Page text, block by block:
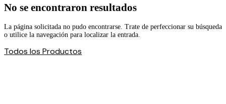
No se encontraron resultados
La página solicitada no pudo encontrarse. Trate de perfeccionar su búsqueda
o utilice la navegación para localizar la entrada.
Todos los Productos